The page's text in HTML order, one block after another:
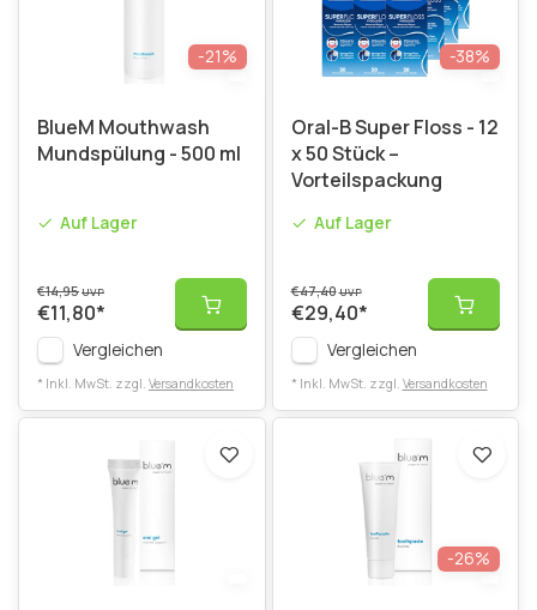
-21%
BlueM Mouthwash
Mundspülung - 500 ml
Auf Lager
€14,95UVP
€11,80*
Vergleichen
* Inkl. MwSt. zzgl. Versandkosten
-38%
Oral-B Super Floss - 12
x 50 Stück –
Vorteilspackung
Auf Lager
€47,40UVP
€29,40*
Vergleichen
* Inkl. MwSt. zzgl. Versandkosten
-26%